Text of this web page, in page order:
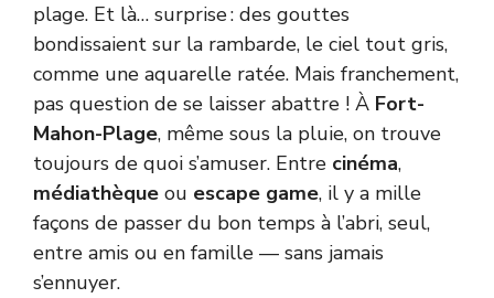
plage. Et là… surprise : des gouttes
bondissaient sur la rambarde, le ciel tout gris,
comme une aquarelle ratée. Mais franchement,
pas question de se laisser abattre ! À Fort-
Mahon-Plage, même sous la pluie, on trouve
toujours de quoi s’amuser. Entre cinéma,
médiathèque ou escape game, il y a mille
façons de passer du bon temps à l’abri, seul,
entre amis ou en famille — sans jamais
s’ennuyer.